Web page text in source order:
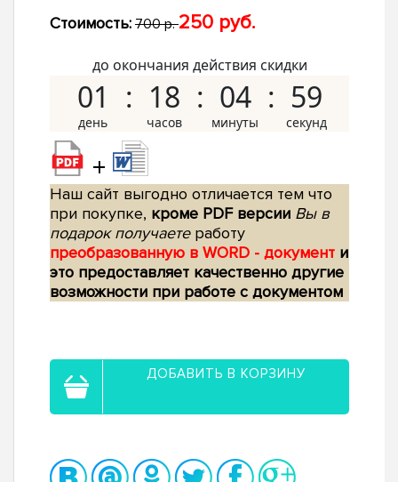
Стоимость: 700 р.250 руб.
до окончания действия скидки
01 18 04 58
+
Наш сайт выгодно отличается тем что
при покупке, кроме PDF версии Вы в
подарок получаетеработу
преобразованную в WORD - документ и
это предоставляет качественно другие
возможности при работе с документом
ДОБАВИТЬ В КОРЗИНУ